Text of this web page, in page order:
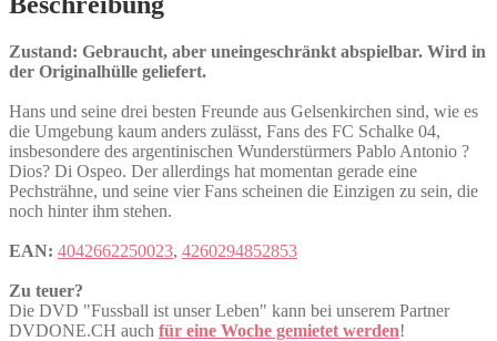
Zustand: Gebraucht, aber uneingeschränkt abspielbar. Wird in
der Originalhülle geliefert.
Hans und seine drei besten Freunde aus Gelsenkirchen sind, wie es
die Umgebung kaum anders zulässt, Fans des FC Schalke 04,
insbesondere des argentinischen Wunderstürmers Pablo Antonio ?
Dios? Di Ospeo. Der allerdings hat momentan gerade eine
Pechsträhne, und seine vier Fans scheinen die Einzigen zu sein, die
noch hinter ihm stehen.
EAN: 4042662250023, 4260294852853
Zu teuer?
Die DVD "Fussball ist unser Leben" kann bei unserem Partner
DVDONE.CH auch für eine Woche gemietet werden!